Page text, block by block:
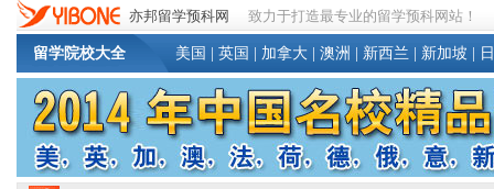
亦邦留学预科网 致力于打造最专业的留学预科网站！
留学院校大全 美国 英国 加拿大 澳洲 新西兰 新加坡